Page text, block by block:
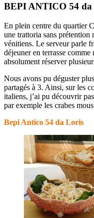
BEPI ANTICO 54
En plein centre du quartier
une trattoria sans prétention
vénitiens. Le serveur parle
déjeuner en terrasse
absolument réserver
Nous avons pu déguster
partagés à 3. Ainsi, sur les
italiens, j’ai pu découvrir
par exemple les crabes
Bepi Antico 54 da Loris